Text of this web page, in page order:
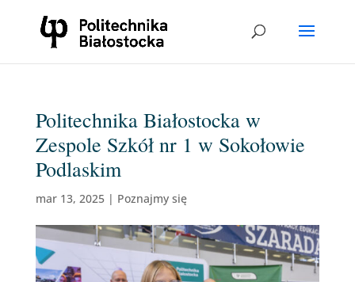
Politechnika Białostocka w
Zespole Szkół nr 1 w Sokołowie
Podlaskim
mar 13, 2025| Poznajmy się